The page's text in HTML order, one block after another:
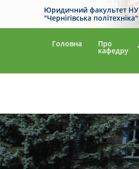
Юридичний факультет НУ
"Чернігівська політехніка"
Головна Про
кафедру